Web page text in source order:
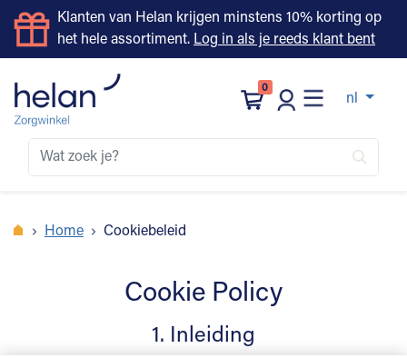
Klanten van Helan krijgen minstens 10% korting op
het hele assortiment. Log in als je reeds klant bent
0
nl
Home Cookiebeleid
Cookie Policy
1. Inleiding